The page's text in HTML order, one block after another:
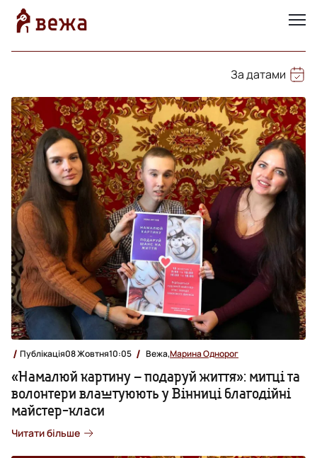
За датами
Публікація08 Жовтня10:05 Вежа,Марина Однорог
«Намалюй картину – подаруй життя»: митці та
волонтери влаштуюють у Вінниці благодійні
майстер-класи
Читати більше